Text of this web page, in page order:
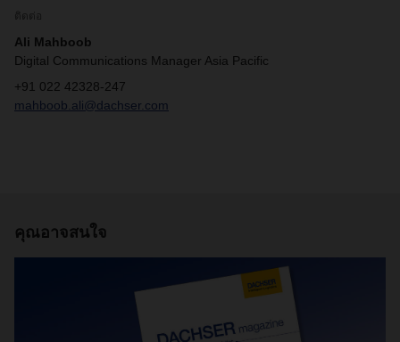
ติดต่อ
Ali Mahboob
Digital Communications Manager Asia Pacific
+91 022 42328-247
mahboob.ali@dachser.com
คุณอาจสนใจ